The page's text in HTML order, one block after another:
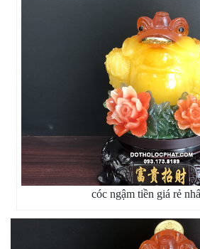
cóc ngậm tiền giá rẻ